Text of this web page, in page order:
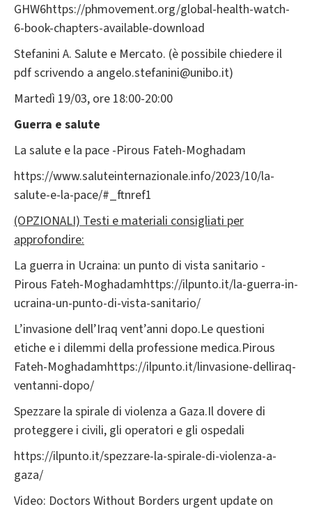
GHW6https://phmovement.org/global-health-watch-
6-book-chapters-available-download
Stefanini A. Salute e Mercato. (è possibile chiedere il
pdf scrivendo a angelo.stefanini@unibo.it)
Martedì 19/03, ore 18:00-20:00
Guerra e salute
La salute e la pace -Pirous Fateh-Moghadam
https://www.saluteinternazionale.info/2023/10/la-
salute-e-la-pace/#_ftnref1
(OPZIONALI) Testi e materiali consigliati per
approfondire:
La guerra in Ucraina: un punto di vista sanitario -
Pirous Fateh-Moghadamhttps://ilpunto.it/la-guerra-in-
ucraina-un-punto-di-vista-sanitario/
L’invasione dell’Iraq vent’anni dopo.Le questioni
etiche e i dilemmi della professione medica.Pirous
Fateh-Moghadamhttps://ilpunto.it/linvasione-delliraq-
ventanni-dopo/
Spezzare la spirale di violenza a Gaza.Il dovere di
proteggere i civili, gli operatori e gli ospedali
https://ilpunto.it/spezzare-la-spirale-di-violenza-a-
gaza/
Video: Doctors Without Borders urgent update on